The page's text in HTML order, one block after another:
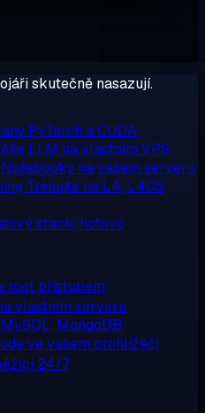
skutečně nasazují.
PyTorch a CUDA
LLM na vlastním VPS
Notebooky na vašem serveru
Trénujte na L4, L40S,
stack, hotovo
root přístupem
vlastním serveru
MongoDB
ve vašem prohlížeči
24/7